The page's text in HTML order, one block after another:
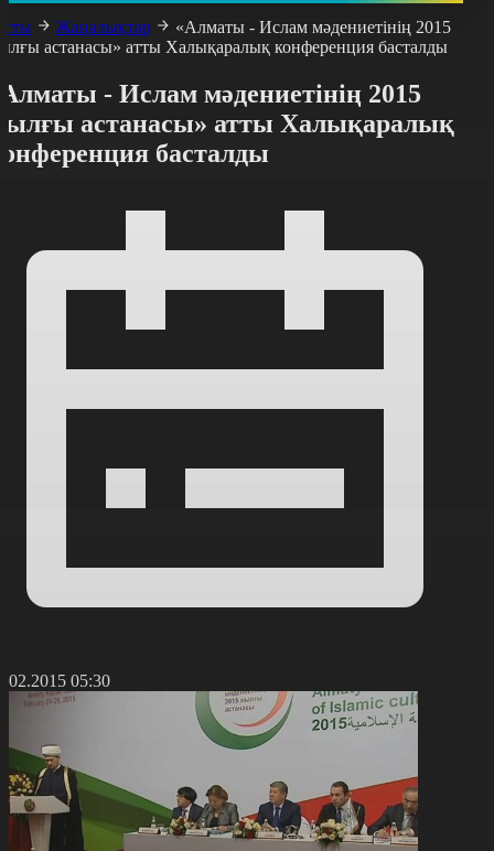
Жаңалықтар
«Алматы - Ислам мәдениетінің 2015
астанасы» атты Халықаралық конференция басталды
- Ислам мәдениетінің 2015
астанасы» атты Халықаралық
басталды
05:30